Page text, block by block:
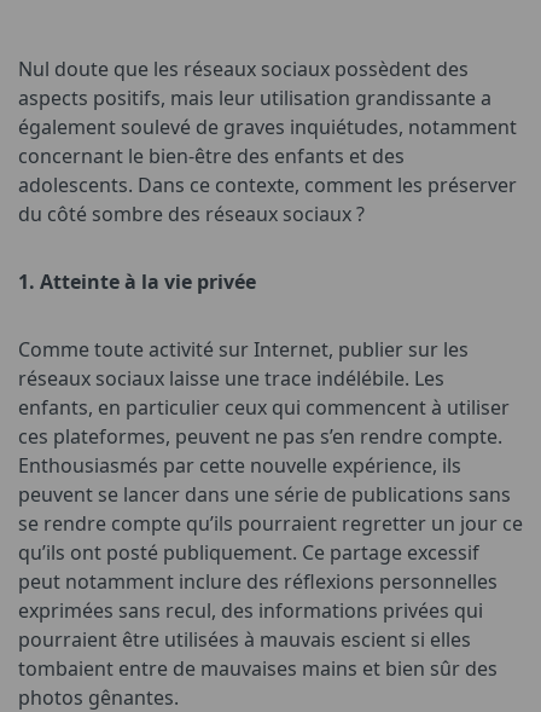
Nul doute que les réseaux sociaux possèdent des
aspects positifs, mais leur utilisation grandissante a
également soulevé de graves inquiétudes, notamment
concernant le bien-être des enfants et des
adolescents. Dans ce contexte, comment les préserver
du côté sombre des réseaux sociaux ?
1. Atteinte à la vie privée
Comme toute activité sur Internet, publier sur les
réseaux sociaux laisse une trace indélébile. Les
enfants, en particulier ceux qui commencent à utiliser
ces plateformes, peuvent ne pas s’en rendre compte.
Enthousiasmés par cette nouvelle expérience, ils
peuvent se lancer dans une série de publications sans
se rendre compte qu’ils pourraient regretter un jour ce
qu’ils ont posté publiquement. Ce partage excessif
peut notamment inclure des réflexions personnelles
exprimées sans recul, des informations privées qui
pourraient être utilisées à mauvais escient si elles
tombaient entre de mauvaises mains et bien sûr des
photos gênantes.